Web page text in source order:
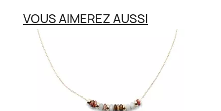
VOUS AIMEREZ AUSSI